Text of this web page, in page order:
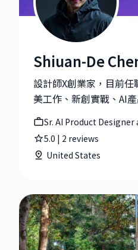
Shiuan-De Chen|Sr. AI
Shiuan-De
設計師X創業家，目前
美工作、新創實戰、AI
Sr. AI Product Designer
5.0 | 2 reviews
United States